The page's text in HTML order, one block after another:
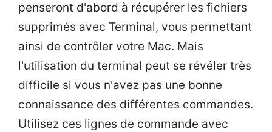
penseront d'abord à récupérer les fichiers
supprimés avec Terminal, vous permettant
ainsi de contrôler votre Mac. Mais
l'utilisation du terminal peut se révéler très
difficile si vous n'avez pas une bonne
connaissance des différentes commandes.
Utilisez ces lignes de commande avec